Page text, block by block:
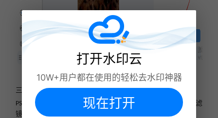
三
PS是一款专业的图片处理软件，可以进行图片的裁剪、添加滤
镜、叠加图层等操作，图片无损放大只需要几步就可以完成。
打开水印云
10W+用户都在使用的轻松去水印神器
现在打开